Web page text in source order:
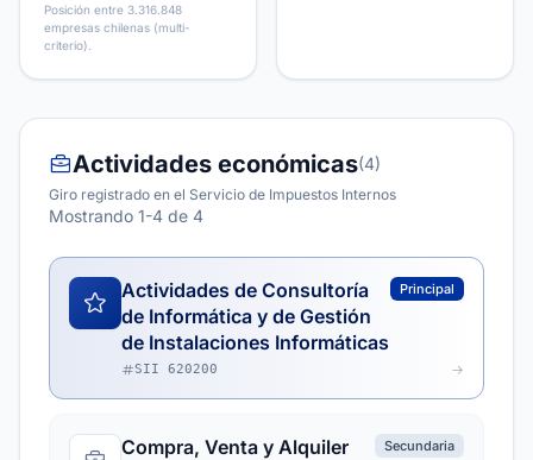
Posición entre 3.316.848
empresas chilenas (multi-
criterio).
Actividades económicas(4)
Giro registrado en el Servicio de Impuestos Internos
Mostrando 1-4 de 4
Actividades de Consultoría
de Informática y de Gestión
de Instalaciones Informáticas
Principal
SII 620200
Compra, Venta y Alquiler
Secundaria